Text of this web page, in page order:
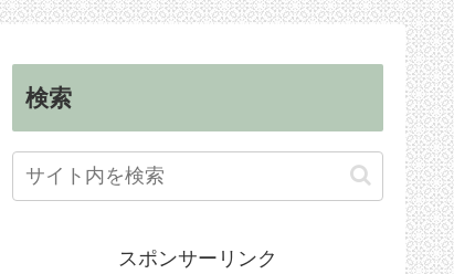
検索
スポンサーリンク